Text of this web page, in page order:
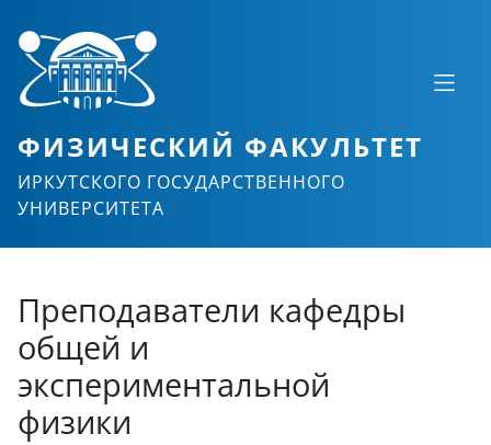
ФИЗИЧЕСКИЙ ФАКУЛЬТЕТ
ИРКУТСКОГО ГОСУДАРСТВЕННОГО
УНИВЕРСИТЕТА
Преподаватели кафедры
общей и
экспериментальной
физики